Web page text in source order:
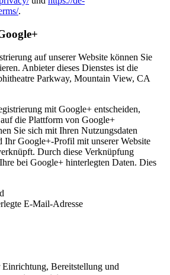
.
auf unserer Website können Sie
Anbieter dieses Dienstes ist die
Parkway, Mountain View, CA
mit Google+ entscheiden,
die Plattform von Google+
Sie sich mit Ihren Nutzungsdaten
Ihr Google+-Profil mit unserer Website
Durch diese Verknüpfung
bei Google+ hinterlegten Daten. Dies
E-Mail-Adresse
Bereitstellung und